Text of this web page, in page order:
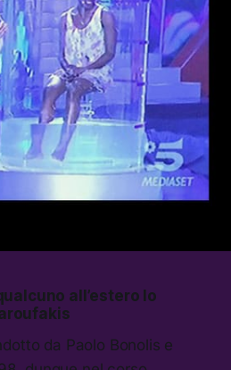
all’estero lo
da Paolo Bonolis e